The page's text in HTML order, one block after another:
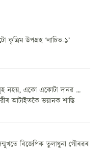
উপগ্ৰহ ‘লাচিত-১’
নহয়, একো একোটা দানৱ ...
আটাইতকৈ ভয়ানক শাস্তি
বিজেপিক তুলাধুনা গৌৰৱৰ